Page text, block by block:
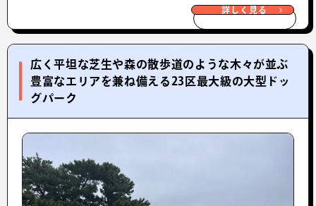
詳しく見る
広く平坦な芝生や森の散歩道のような木々が並ぶ
豊富なエリアを兼ね備える23区最大級の大型ドッ
グパーク